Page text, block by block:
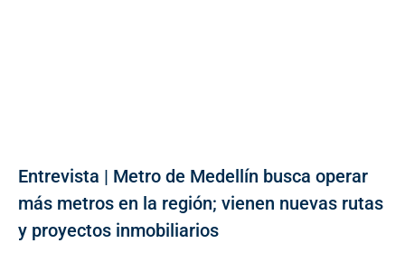
Entrevista | Metro de Medellín busca operar
más metros en la región; vienen nuevas rutas
y proyectos inmobiliarios